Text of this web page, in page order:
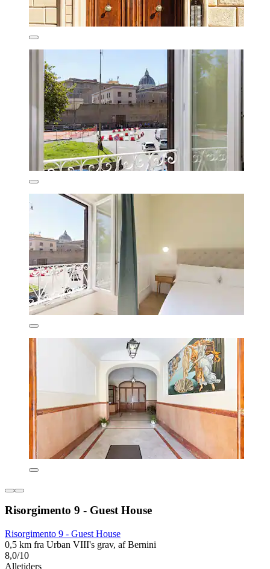
Risorgimento 9 - Guest House
Risorgimento 9 - Guest House
0,5 km fra Urban VIII's grav, af Bernini
8,0/10
Alletiders